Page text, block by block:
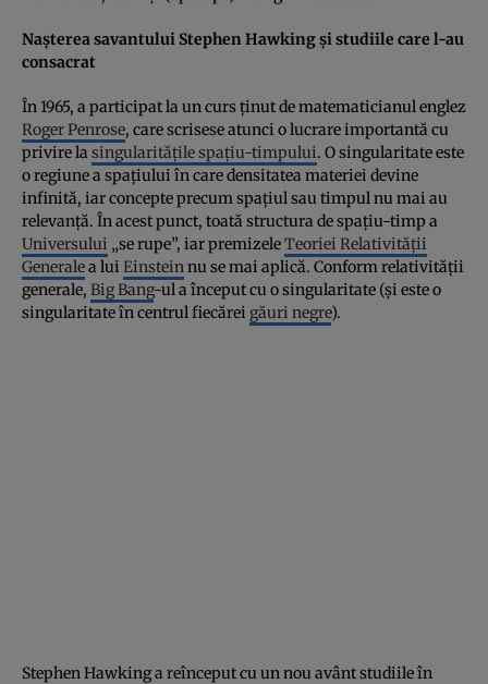
Naşterea savantului Stephen Hawking şi studiile care l-au
consacrat
În 1965, a participat la un curs ţinut de matematicianul englez
Roger Penrose, care scrisese atunci o lucrare importantă cu
privire la singularităţile spaţiu-timpului. O singularitate este
o regiune a spaţiului în care densitatea materiei devine
infinită, iar concepte precum spaţiul sau timpul nu mai au
relevanţă. În acest punct, toată structura de spaţiu-timp a
Universului „se rupe”, iar premizeleTeoriei Relativităţii
Generalea lui Einsteinnu se mai aplică. Conform relativităţii
generale, Big Bang-ul a început cu o singularitate (şi este o
singularitate în centrul fiecărei găuri negre).
Stephen Hawking a reînceput cu un nou avânt studiile în